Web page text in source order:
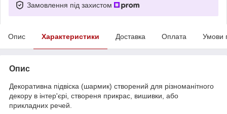
Замовлення під захистом
Опис Характеристики Доставка Оплата Умови
Опис
Декоративна підвіска (шармик) створений для різноманітного
декору в інтер'єрі, створеня прикрас, вишивки, або
прикладних речей.